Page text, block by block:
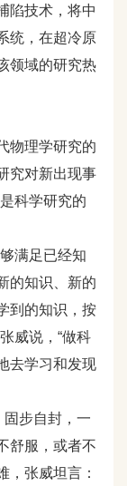
陷技术，将中
统，在超冷原
领域的研究热
理学研究的
究对新出现事
科学研究的
满足已经知
的知识、新的
到的知识，按
威说，“做科
去学习和发现
步自封，一
舒服，或者不
，张威坦言：